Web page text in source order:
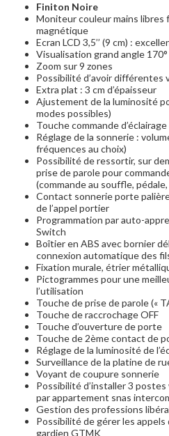
Finiton Noire
Moniteur couleur mains libres
magnétique
Ecran LCD 3,5’’ (9 cm) :
Visualisation grand angle 170°
Zoom sur 9 zones
Possibilité d’avoir différentes
Extra plat : 3 cm d’épaisseur
Ajustement de la luminosité
modes possibles)
Touche commande
Réglage de la sonnerie :
fréquences au choix)
Possibilité de ressortir, sur
prise de parole pour
(commande au souffle,
Contact sonnerie porte
de l’appel portier
Programmation par auto-
Switch
Boîtier en ABS avec bornier
connexion automatique des
Fixation murale, étrier
Pictogrammes pour une
l’utilisation
Touche de prise de parole («
Touche de raccrochage OFF
Touche d’ouverture de porte
Touche de 2ème contact de
Réglage de la luminosité de
Surveillance de la platine de
Voyant de coupure sonnerie
Possibilité d’installer 3
par appartement snas
Gestion des professions
Possibilité de gérer les appels
gardien GTMK